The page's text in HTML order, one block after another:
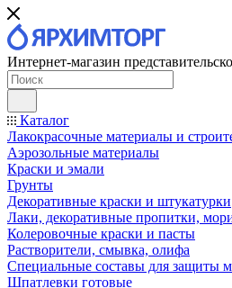
Интернет-магазин
Каталог
Лакокрасочные материалы и
Аэрозольные материалы
Краски и эмали
Грунты
Декоративные краски и штукатурки
Лаки, декоративные пропитки,
Колеровочные краски и пасты
Растворители, смывка, олифа
Специальные составы для защиты
Шпатлевки готовые